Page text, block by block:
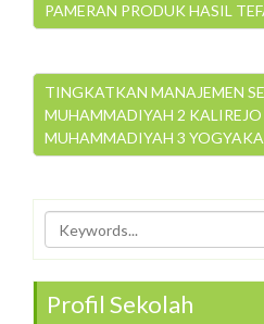
PAMERAN PRODUK HASIL
TINGKATKAN MANAJEMEN
MUHAMMADIYAH 2
MUHAMMADIYAH 3
Profil Sekolah